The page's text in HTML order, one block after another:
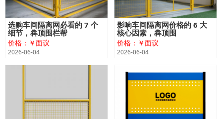
选购车间隔离网必看的 7 个
细节，犇顶围栏帮
价格：￥面议
2026-06-04
影响车间隔离网价格的 6 大
核心因素，犇顶围
价格：￥面议
2026-06-04